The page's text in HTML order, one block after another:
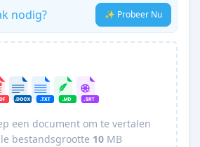
nodig? ✨ Probeer Nu
een document om te vertalen
bestandsgrootte 10 MB